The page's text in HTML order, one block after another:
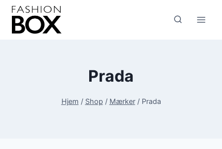
Fortsæt
indhold
Prada
Hjem / Shop / Mærker / Prada